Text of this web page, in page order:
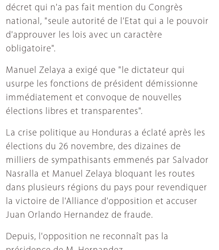
décret qui n'a pas fait mention du Congrès
national, "seule autorité de l'Etat qui a le pouvoir
d'approuver les lois avec un caractère
obligatoire".
Manuel Zelaya a exigé que "le dictateur qui
usurpe les fonctions de président démissionne
immédiatement et convoque de nouvelles
élections libres et transparentes".
La crise politique au Honduras a éclaté après les
élections du 26 novembre, des dizaines de
milliers de sympathisants emmenés par Salvador
Nasralla et Manuel Zelaya bloquant les routes
dans plusieurs régions du pays pour revendiquer
la victoire de l'Alliance d'opposition et accuser
Juan Orlando Hernandez de fraude.
Depuis, l'opposition ne reconnaît pas la